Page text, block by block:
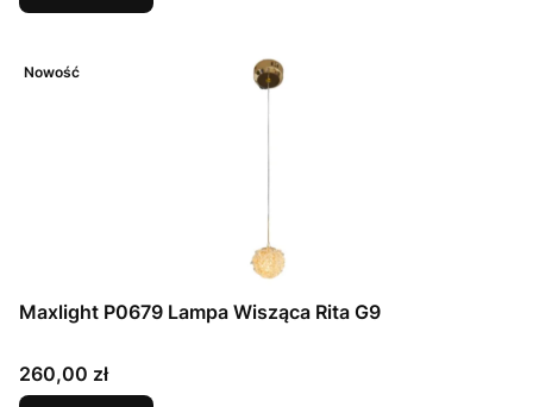
Nowość
Maxlight P0679 Lampa Wisząca Rita G9
Cena
260,00 zł